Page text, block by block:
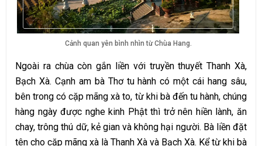
Cảnh quan yên bình nhìn từ Chùa Hang.
Ngoài ra chùa còn gắn liền với truyền thuyết Thanh Xà,
Bạch Xà. Cạnh am bà Thơ tu hành có một cái hang sâu,
bên trong có cặp mãng xà to, từ khi bà đến tu hành, chúng
hàng ngày được nghe kinh Phật thì trở nên hiền lành, ăn
chay, trông thú dữ, kẻ gian và không hại người. Bà liền đặt
tên cho cặp mãng xà là Thanh Xà và Bạch Xà. Kể từ khi bà